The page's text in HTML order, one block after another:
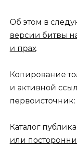
Об этом в
версии битвы
и прах.
Копирование
и активной
первоисточник:
Каталог
или